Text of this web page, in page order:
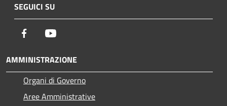
SEGUICI SU
Facebook
AMMINISTRAZIONE
Organi di Governo
Aree Amministrative